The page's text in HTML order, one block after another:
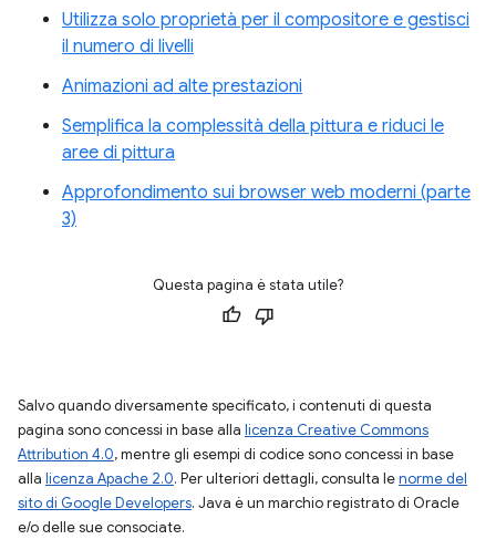
Utilizza solo proprietà per il compositore e gestisci
il numero di livelli
Animazioni ad alte prestazioni
Semplifica la complessità della pittura e riduci le
aree di pittura
Approfondimento sui browser web moderni (parte
3)
Questa pagina è stata utile?
Salvo quando diversamente specificato, i contenuti di questa
pagina sono concessi in base alla licenza Creative Commons
Attribution 4.0, mentre gli esempi di codice sono concessi in base
alla licenza Apache 2.0. Per ulteriori dettagli, consulta lenorme del
sito di Google Developers. Java è un marchio registrato di Oracle
e/o delle sue consociate.